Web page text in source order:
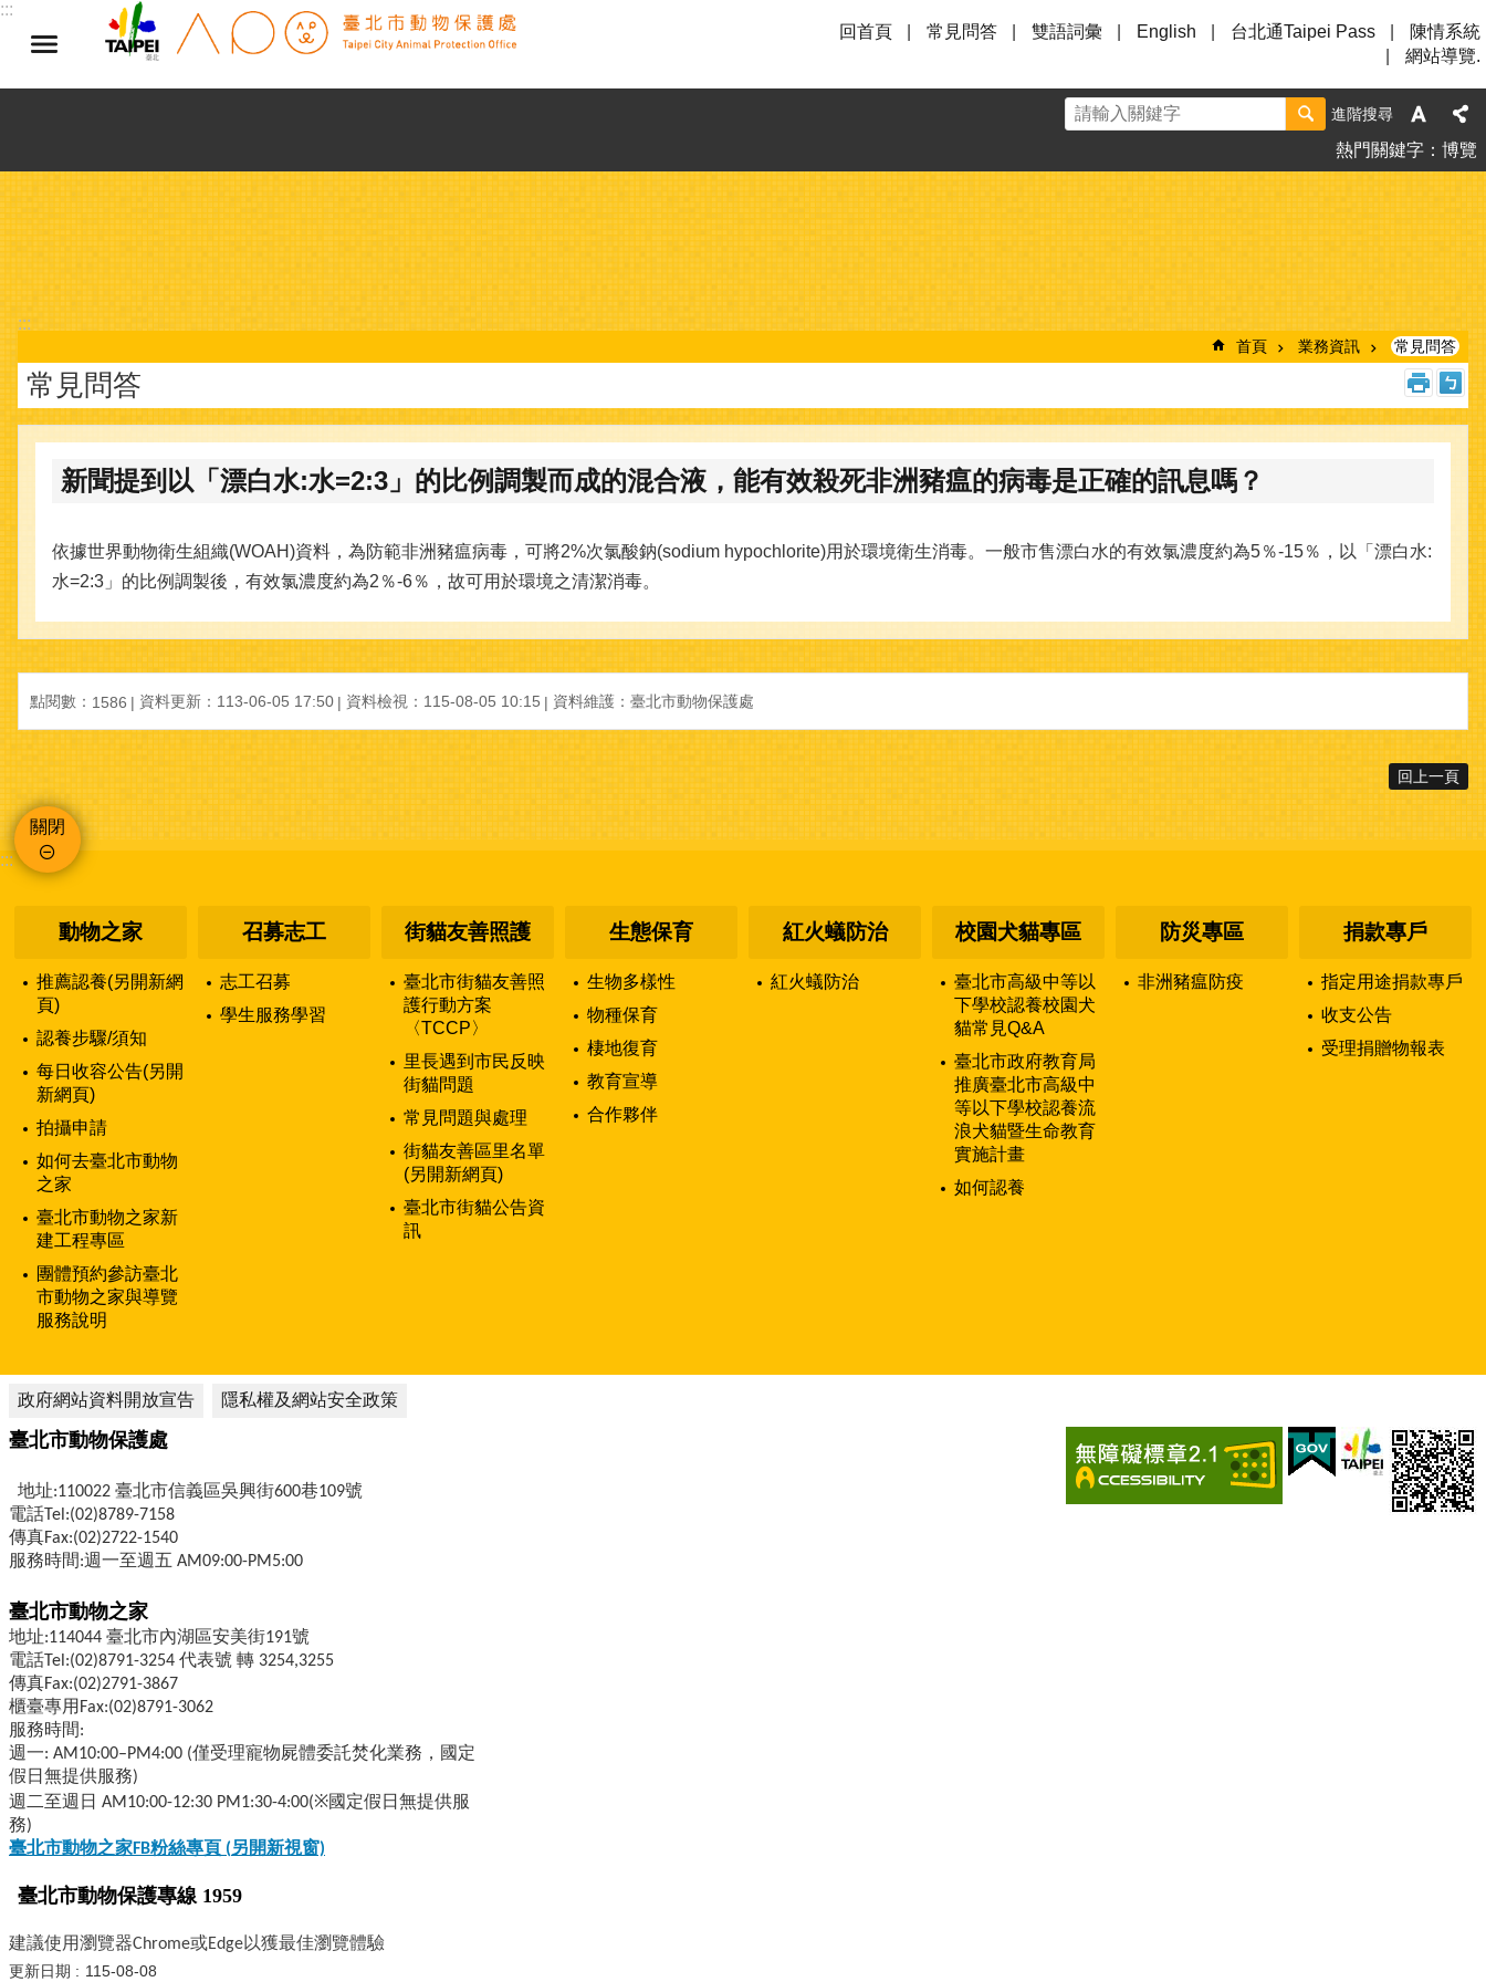
跳到主要內容區塊
:::
回首頁
常見問答 雙語詞彙 English 台北通Taipei Pass
陳情系統
網站導覽.
進階搜尋
熱門關鍵字 博覽
:::
首頁 業務資訊 常見問答
常見問答
新聞提到以「漂白水:水=2:3」的比例調製而成的混合液，能有效殺死非洲豬瘟的病毒是正確的訊息嗎？
依據世界動物衛生組織(WOAH)資料，為防範非洲豬瘟病毒，可將2%次氯酸鈉(sodium hypochlorite)用於環境衛生消毒。一般市售漂白水的有效氯濃度約為5％-15％，以「漂白水:
水=2:3」的比例調製後，有效氯濃度約為2％-6％，故可用於環境之清潔消毒。
點閱數： 1586 資料更新：113-06-05 17:50 資料檢視：115-08-05 10:15 資料維護：臺北市動物保護處
回上一頁
關閉
:::
動物之家
推薦認養(另開新網
頁)
認養步驟/須知
每日收容公告(另開
新網頁)
拍攝申請
如何去臺北市動物
之家
臺北市動物之家新
建工程專區
團體預約參訪臺北
市動物之家與導覽
服務說明
召募志工
志工召募
學生服務學習
街貓友善照護
臺北市街貓友善照
護行動方案
〈TCCP〉
里長遇到市民反映
街貓問題
常見問題與處理
街貓友善區里名單
(另開新網頁)
臺北市街貓公告資
訊
生態保育
生物多樣性
物種保育
棲地復育
教育宣導
合作夥伴
紅火蟻防治
紅火蟻防治
校園犬貓專區
臺北市高級中等以
下學校認養校園犬
貓常見Q&A
臺北市政府教育局
推廣臺北市高級中
等以下學校認養流
浪犬貓暨生命教育
實施計畫
如何認養
防災專區
非洲豬瘟防疫
捐款專戶
指定用途捐款專戶
收支公告
受理捐贈物報表
政府網站資料開放宣告 隱私權及網站安全政策
臺北市動物保護處
地址:110022 臺北市信義區吳興街600巷109號
電話Tel:(02)8789-7158
傳真Fax:(02)2722-1540
服務時間:週一至週五 AM09:00-PM5:00
臺北市動物之家
地址:114044 臺北市內湖區安美街191號
電話Tel:(02)8791-3254 代表號 轉 3254,3255
傳真Fax:(02)2791-3867
櫃臺專用Fax:(02)8791-3062
服務時間:
週一: AM10:00–PM4:00 (僅受理寵物屍體委託焚化業務，國定
假日無提供服務)
週二至週日 AM10:00-12:30 PM1:30-4:00(※國定假日無提供服
務)
臺北市動物之家FB粉絲專頁 (另開新視窗)
臺北市動物保護專線 1959
建議使用瀏覽器Chrome或Edge以獲最佳瀏覽體驗
更新日期
115-08-08